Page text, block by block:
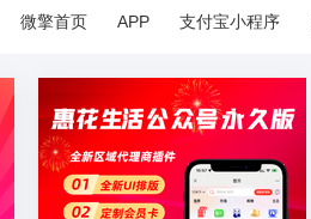
微擎首页 APP 支付宝小程序